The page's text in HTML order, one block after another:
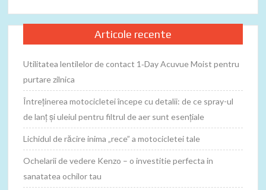
Articole recente
Utilitatea lentilelor de contact 1‑Day Acuvue Moist pentru
purtare zilnica
Întreținerea motocicletei începe cu detalii: de ce spray-ul
de lanț și uleiul pentru filtrul de aer sunt esențiale
Lichidul de răcire inima „rece” a motocicletei tale
Ochelarii de vedere Kenzo – o investitie perfecta in
sanatatea ochilor tau